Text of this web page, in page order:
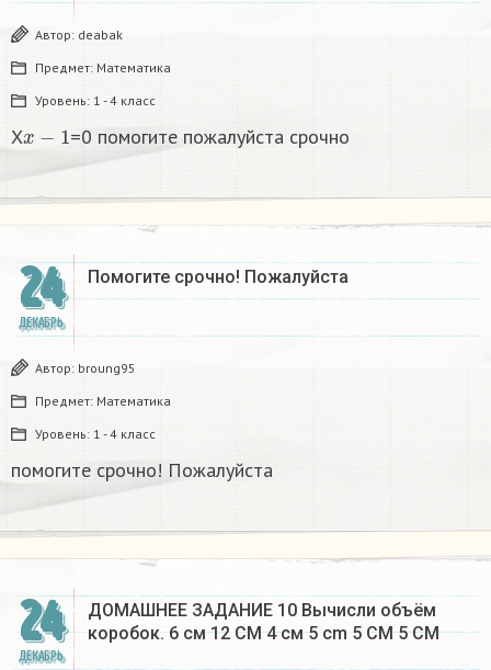
Автор: deabak
Предмет: Математика
Уровень: 1 - 4 класс
X =0 помогите пожалуйста срочно
24
ДЕКАБРЬ
Помогите срочно! Пожалуйста
Автор: broung95
Предмет: Математика
Уровень: 1 - 4 класс
помогите срочно! Пожалуйста
24
ДЕКАБРЬ
ДОМАШНЕЕ ЗАДАНИЕ 10 Вычисли объём
коробок. 6 см 12 CM 4 см 5 cm 5 CM 5 CM​